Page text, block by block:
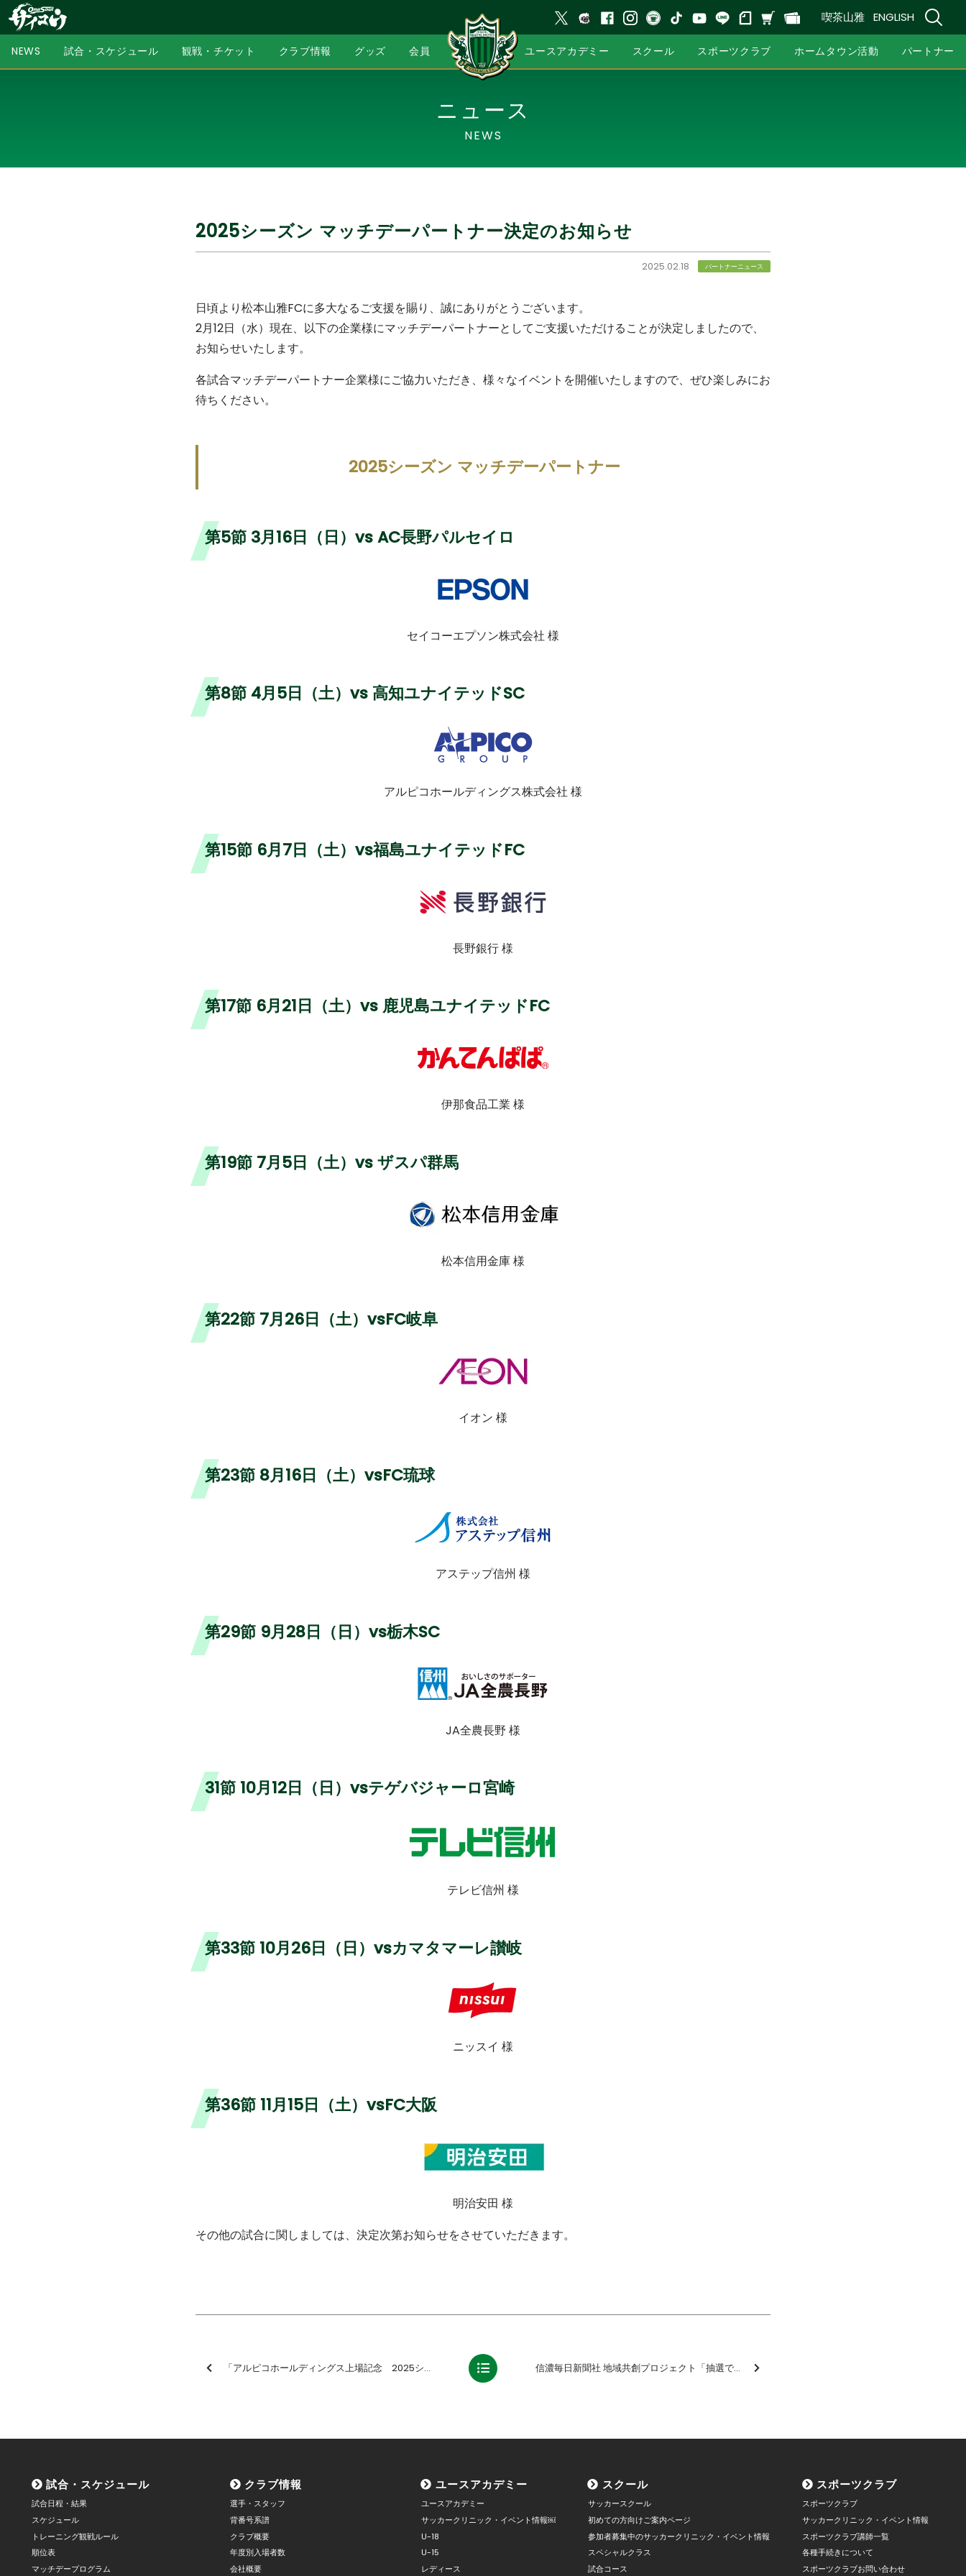
喫茶山雅 ENGLISH
NEWS 試合・スケジュール 観戦・チケット クラブ情報 グッズ 会員 ユースアカデミー スクール スポーツクラブ ホームタウン活動 パートナー
ニュース
NEWS
2025シーズン マッチデーパートナー決定のお知らせ
2025.02.18 パートナーニュース
日頃より松本山雅FCに多大なるご支援を賜り、誠にありがとうございます。
2月12日（水）現在、以下の企業様にマッチデーパートナーとしてご支援いただけることが決定しましたので、
お知らせいたします。
各試合マッチデーパートナー企業様にご協力いただき、様々なイベントを開催いたしますので、ぜひ楽しみにお
待ちください。
2025シーズン マッチデーパートナー
第5節 3月16日（日）vs AC長野パルセイロ
セイコーエプソン株式会社 様
第8節 4月5日（土）vs 高知ユナイテッドSC
アルピコホールディングス株式会社 様
第15節 6月7日（土）vs福島ユナイテッドFC
長野銀行 様
第17節 6月21日（土）vs 鹿児島ユナイテッドFC
伊那食品工業 様
第19節 7月5日（土）vs ザスパ群馬
松本信用金庫 様
第22節 7月26日（土）vsFC岐阜
イオン 様
第23節 8月16日（土）vsFC琉球
アステップ信州 様
第29節 9月28日（日）vs栃木SC
JA全農長野 様
31節 10月12日（日）vsテゲバジャーロ宮崎
テレビ信州 様
第33節 10月26日（日）vsカマタマーレ讃岐
ニッスイ 様
第36節 11月15日（土）vsFC大阪
明治安田 様
その他の試合に関しましては、決定次第お知らせをさせていただきます。
「アルピコホールディングス上場記念 2025シーズン松本山雅ヘッドマークお披露目＆J2ゆき片道切符配布イベント」に参加しました【報告】 信濃毎日新聞社 地域共創プロジェクト「抽選でグッズプレゼントも！山雅ファミリーみんなでつくる 全緑応援広告2025」（応募無料）のご案内
試合・スケジュール
試合日程・結果
スケジュール
トレーニング観戦ルール
順位表
マッチデープログラム
クラブ情報
選手・スタッフ
背番号系譜
クラブ概要
年度別入場者数
会社概要
ユースアカデミー
ユースアカデミー
サッカークリニック・イベント情報￼
U-18
U-15
レディース
スクール
サッカースクール
初めての方向けご案内ページ
参加者募集中のサッカークリニック・イベント情報
スペシャルクラス
試合コース
スポーツクラブ
スポーツクラブ
サッカークリニック・イベント情報
スポーツクラブ講師一覧
各種手続きについて
スポーツクラブお問い合わせ